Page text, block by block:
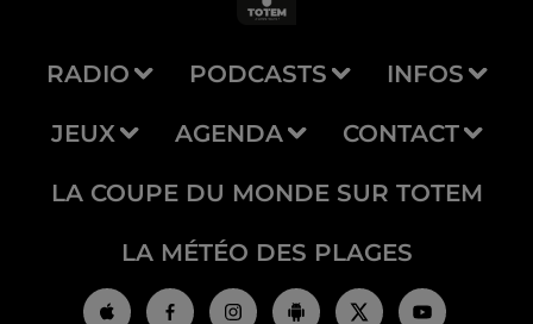
RADIO PODCASTS INFOS
JEUX AGENDA CONTACT
LA COUPE DU MONDE SUR TOTEM
LA MÉTÉO DES PLAGES